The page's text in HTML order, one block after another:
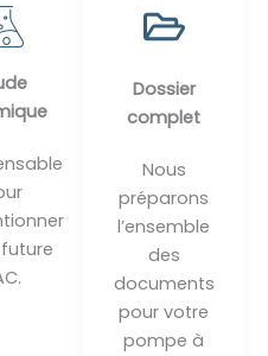
Dossier
complet
Nous
préparons
l’ensemble
des
documents
pour votre
pompe à